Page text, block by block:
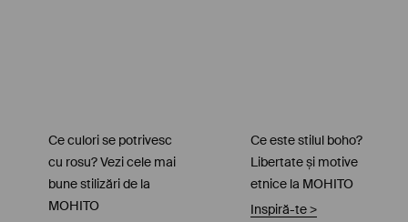
Ce culori se potrivesc
cu rosu? Vezi cele mai
bune stilizări de la
MOHITO
Ce este stilul boho?
Libertate și motive
etnice la MOHITO
Inspiră-te>